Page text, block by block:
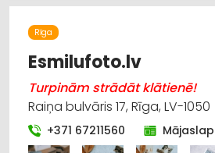
Rīga
Esmilufoto.lv
Turpinām strādāt klātienē!
Raiņa bulvāris 17, Rīga, LV-1050
+371 67211560